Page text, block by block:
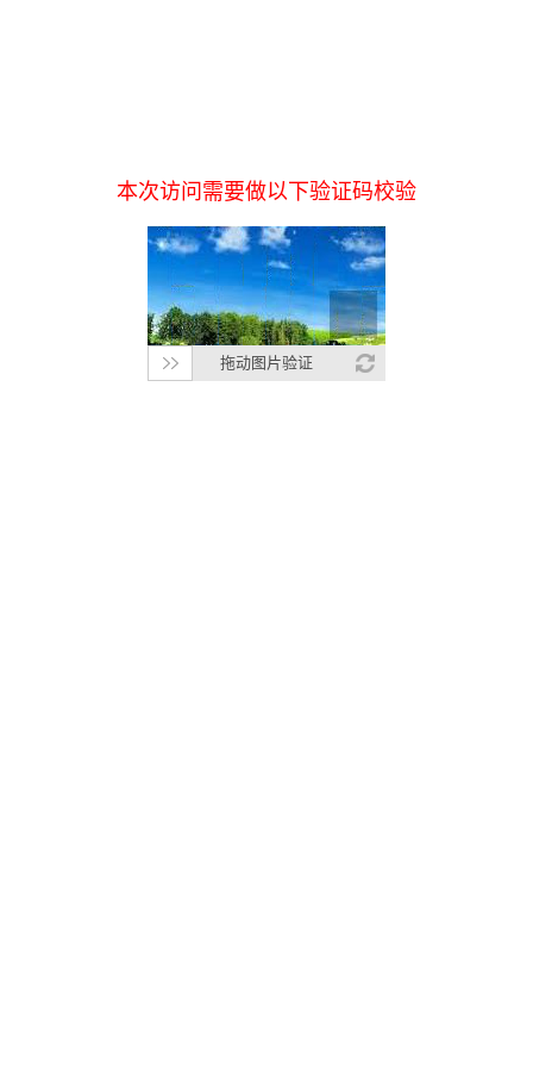
本次访问需要做以下验证码校验
拖动图片验证